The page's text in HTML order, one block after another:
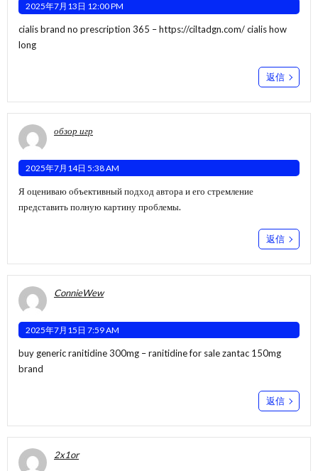
2025年7月13日 12:00 PM
cialis brand no prescription 365 –https://ciltadgn.com/cialis how
long
返信
обзор игр
2025年7月14日 5:38 AM
Я оцениваю объективный подход автора и его стремление
представить полную картину проблемы.
返信
ConnieWew
2025年7月15日 7:59 AM
buy generic ranitidine 300mg –ranitidine for salezantac 150mg
brand
返信
2x1or